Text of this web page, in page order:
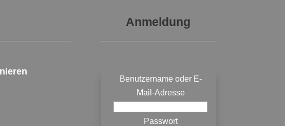
Anmeldung
Benutzername oder E-
Mail-Adresse
Passwort